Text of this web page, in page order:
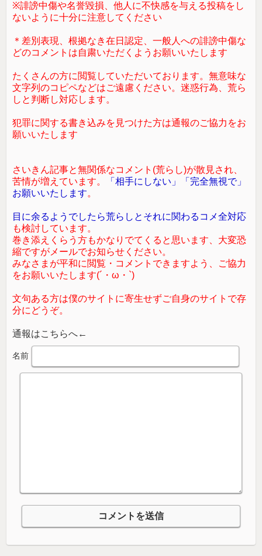
※誹謗中傷や名誉毀損、他人に不快感を与える投稿をし
ないように十分に注意してください
＊差別表現、根拠なき在日認定、一般人への誹謗中傷な
どのコメントは自粛いただくようお願いいたします
たくさんの方に閲覧していただいております。無意味な
文字列のコピペなどはご遠慮ください。迷惑行為、荒ら
しと判断し対応します。
犯罪に関する書き込みを見つけた方は通報のご協力をお
願いいたします
さいきん記事と無関係なコメント(荒らし)が散見され、
苦情が増えています。
「相手にしない」「完全無視で」
お願いいたします。
目に余るようでしたら荒らしとそれに関わるコメ全対応
も検討しています。
巻き添えくらう方もかなりでてくると思います、大変恐
縮ですがメールでお知らせください。
みなさまが平和に閲覧・コメントできますよう、ご協力
をお願いいたします(´・ω・`)
文句ある方は僕のサイトに寄生せずご自身のサイトで存
分にどうぞ。
通報はこちらへ←
名前